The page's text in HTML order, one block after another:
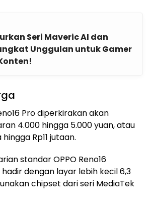
Seri Maveric AI dan
Unggulan untuk Gamer
Pro diperkirakan akan
4.000 hingga 5.000 yuan, atau
Rp11 jutaan.
standar OPPO Reno16
dengan layar lebih kecil 6,3
chipset dari seri MediaTek